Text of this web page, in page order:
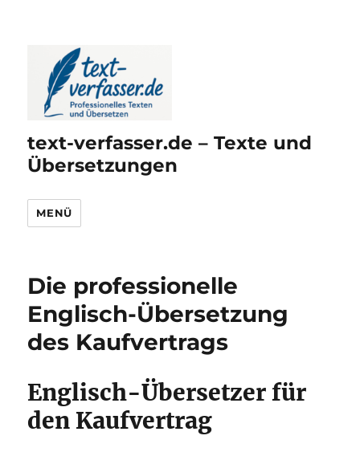
text-verfasser.de – Texte und
Übersetzungen
MENÜ
Die professionelle
Englisch-Übersetzung
des Kaufvertrags
Englisch-Übersetzer für
den Kaufvertrag